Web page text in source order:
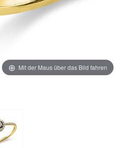
Mit der Maus über das Bild fahren